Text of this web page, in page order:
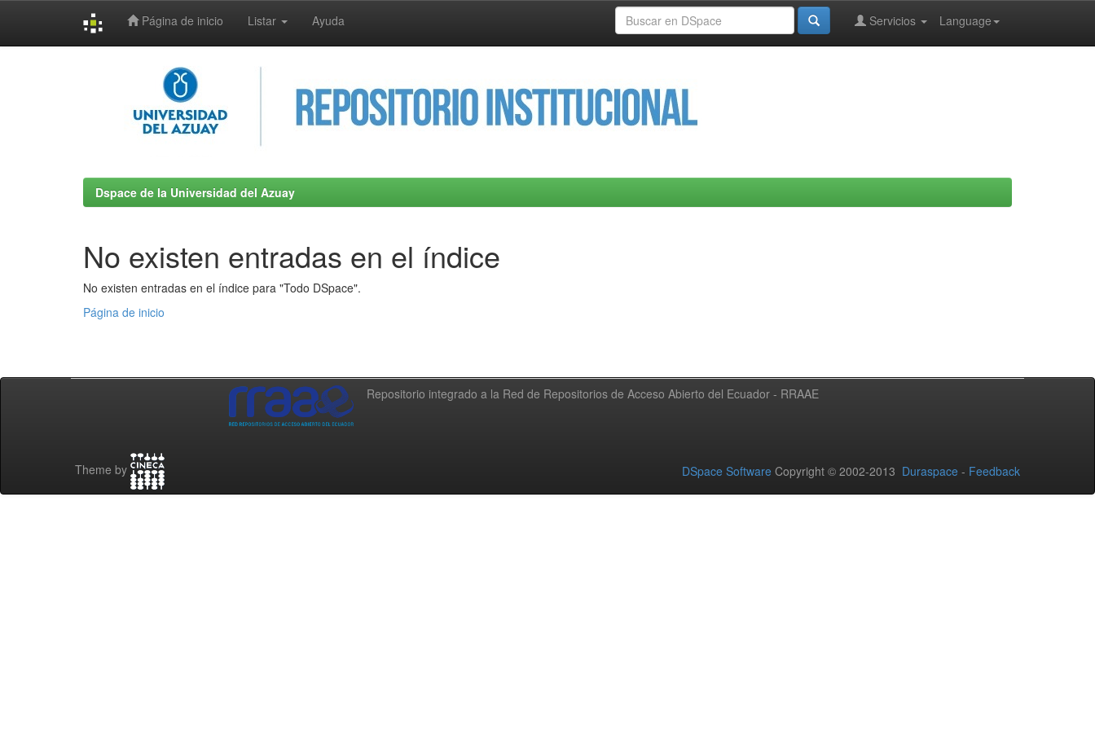
Página de inicio Listar Ayuda Language
Servicios
Dspace de la Universidad del Azuay
No existen entradas en el índice
No existen entradas en el índice para "Todo DSpace".
Página de inicio
Repositorio integrado a la Red de Repositorios de Acceso Abierto del Ecuador - RRAAE
Theme by DSpace Software Copyright © 2002-2013 Duraspace - Feedback